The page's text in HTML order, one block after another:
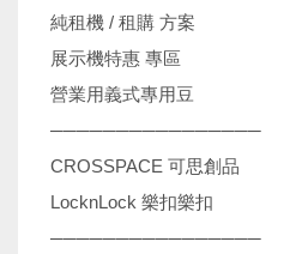
純租機 / 租購 方案
展示機特惠 專區
營業用義式專用豆
────────────────
CROSSPACE 可思創品
LocknLock 樂扣樂扣
────────────────